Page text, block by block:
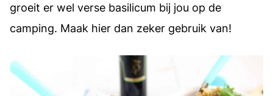
groeit er wel verse basilicum bij jou op de
camping. Maak hier dan zeker gebruik van!